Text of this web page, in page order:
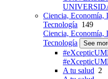
Ciencia, Economía,
Tecnología 149
Ciencia, Economía,
Tecnología
See
A tu salud 2